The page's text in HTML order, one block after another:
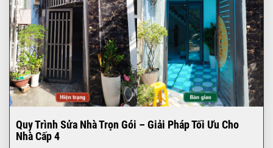
Quy Trình Sửa Nhà Trọn Gói – Giải Pháp Tối Ưu Cho
Nhà Cấp 4